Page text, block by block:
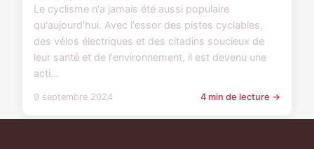
Le cyclisme n'a jamais été aussi populaire
qu'aujourd'hui. Avec l'essor des pistes cyclables,
des vélos électriques et des citadins soucieux de
leur santé et de l'environnement, il est devenu une
acti...
9 septembre 2024 4 min de lecture →